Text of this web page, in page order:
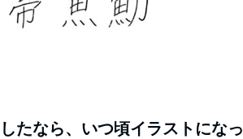
たなら、いつ頃イラストになっ